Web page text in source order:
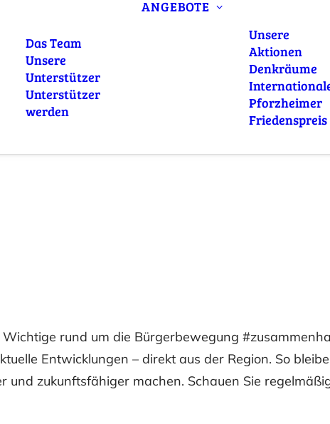
Das Team
Unsere
Unterstützer
Unterstützer
werden
ANGEBOTE
Unsere
Aktionen
Denkräume
Pforzheimer
Friedenspreis
rund um die Bürgerbewegung
Entwicklungen – direkt aus der Region. So
zukunftsfähiger machen. Schauen Sie